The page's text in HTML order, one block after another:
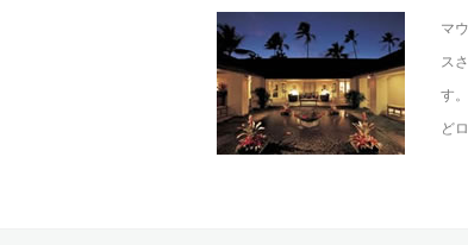
マ
ス
す
ど